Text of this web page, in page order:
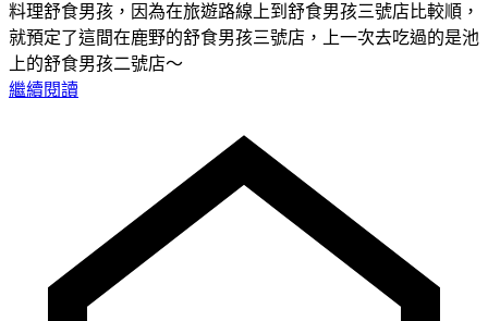
料理舒食男孩，因為在旅遊路線上到舒食男孩三號店比較順，
就預定了這間在鹿野的舒食男孩三號店，上一次去吃過的是池
上的舒食男孩二號店～
繼續閱讀